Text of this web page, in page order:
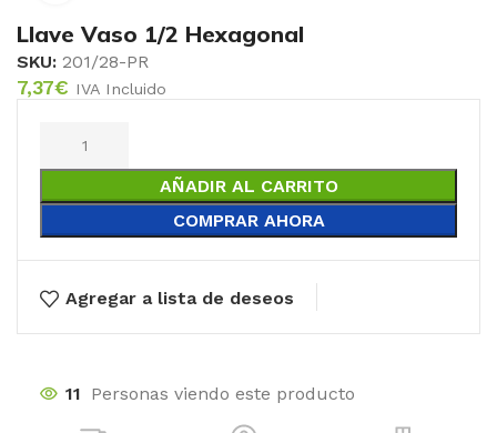
Llave Vaso 1/2 Hexagonal
SKU: 201/28-PR
7,37€ IVA Incluido
AÑADIR AL CARRITO
COMPRAR AHORA
Agregar a lista de deseos
11 Personas viendo este producto